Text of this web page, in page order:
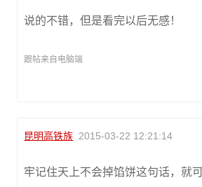
说的不错，但是看完以后无感！
跟帖来自电脑端
昆明高铁族 2015-03-22 12:21:14
牢记住天上不会掉馅饼这句话，就